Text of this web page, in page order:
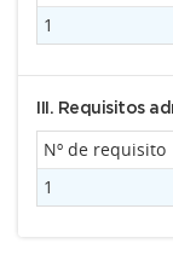
1
III. Requisitos
Nº de requisito
1